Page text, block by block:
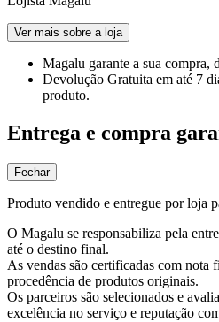
Ver mais sobre a loja
Magalu garante a sua compra,
Devolução Gratuita em até 7
produto.
Entrega e compra
Fechar
Produto vendido e entregue por loja
O Magalu se responsabiliza pela
até o destino final.
As vendas são certificadas com nota
procedência de produtos originais.
Os parceiros são selecionados e
excelência no serviço e reputação